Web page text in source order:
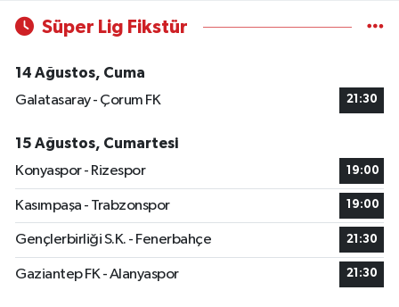
Süper Lig Fikstür
14 Ağustos, Cuma
Galatasaray - Çorum FK
21:30
15 Ağustos, Cumartesi
Konyaspor - Rizespor
19:00
Kasımpaşa - Trabzonspor 19:00
Gençlerbirliği S.K. - Fenerbahçe 21:30
Gaziantep FK - Alanyaspor 21:30